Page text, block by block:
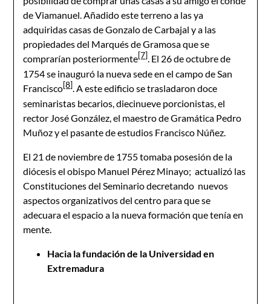
de Viamanuel. Añadido este terreno a las ya
adquiridas casas de Gonzalo de Carbajal y a las
propiedades del Marqués de Gramosa que se
comprarían posteriormente[7]. El 26 de octubre de
1754 se inauguró la nueva sede en el campo de San
Francisco[8]. A este edificio se trasladaron doce
seminaristas becarios, diecinueve porcionistas, el
rector José González, el maestro de Gramática Pedro
Muñoz y el pasante de estudios Francisco Núñez.
El 21 de noviembre de 1755 tomaba posesión de la
diócesis el obispo Manuel Pérez Minayo; actualizó las
Constituciones del Seminario decretando nuevos
aspectos organizativos del centro para que se
adecuara el espacio a la nueva formación que tenía en
mente.
Hacia la fundación de la Universidad en
Extremadura